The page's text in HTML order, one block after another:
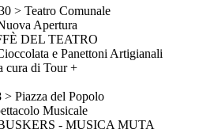
> Teatro Comunale
Apertura
DEL TEATRO
e Panettoni Artigianali
cura di Tour +
> Piazza del Popolo
Musicale
- MUSICA MUTA